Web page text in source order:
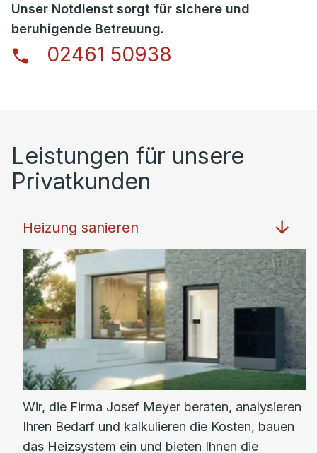
Unser Notdienst sorgt für sichere und
beruhigende Betreuung.
02461 50938
Leistungen für unsere
Privatkunden
Heizung sanieren
Wir, die Firma Josef Meyer beraten, analysieren
Ihren Bedarf und kalkulieren die Kosten, bauen
das Heizsystem ein und bieten Ihnen die